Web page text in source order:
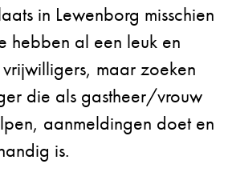
in Lewenborg misschien
hebben al een leuk en
maar zoeken
die als gastheer/vrouw
aanmeldingen doet en
is.